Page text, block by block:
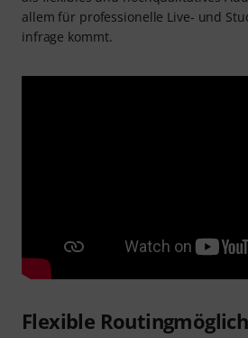
allem für professionelle Live- und
infrage kommt.
Flexible